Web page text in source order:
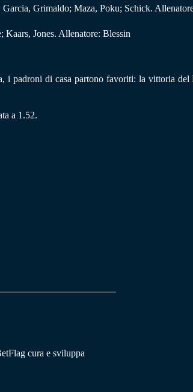
Grimaldo; Maza, Poku; Schick.
Kaars, Jones. Allenatore: Blessin
padroni di casa partono favoriti: la vittoria
a 1.52.
cura e sviluppa